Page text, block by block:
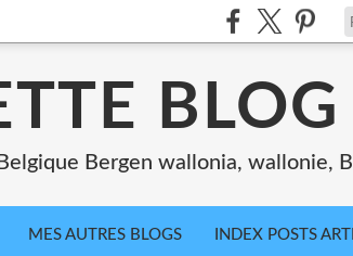
Bergen wallonia, wallonie,
MES AUTRES BLOGS INDEX POSTS